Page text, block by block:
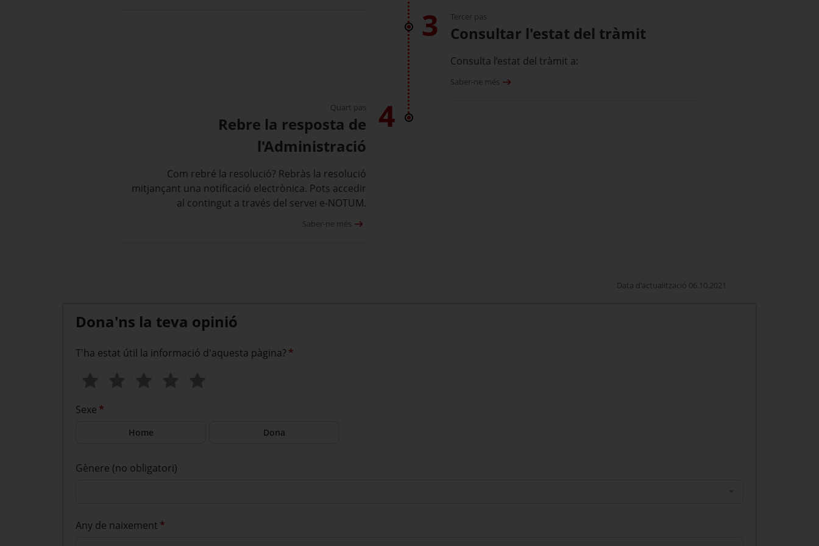
3 Tercer pas
Consultar l'estat del tràmit
Consulta l’estat del tràmit a:
Saber-ne més
4
Quart pas
Rebre la resposta de
l'Administració
Com rebré la resolució? Rebràs la resolució
mitjançant una notificació electrònica. Pots accedir
al contingut a través del servei e-NOTUM.
Saber-ne més
Data d'actualització 06.10.2021
Dona'ns la teva opinió
T'ha estat útil la informació d'aquesta pàgina? *
Sexe *
Home Dona
Gènere (no obligatori)
Any de naixement *